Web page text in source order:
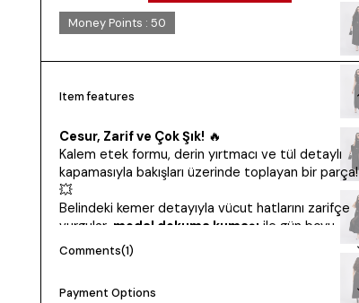
Money Points : 50
Item features
Cesur, Zarif ve Çok Şık! 🔥
Kalem etek formu, derin yırtmacı ve tül detaylı
kapamasıyla bakışları üzerinde toplayan bir parça!
💥
Belindeki kemer detayıyla vücut hatlarını zarifçe
vurgular, modal dokuma kumaşı ile gün boyu
hafiflik sunar.
İster topuklu ister sneaker ile kombinle, bu etek
Comments(1)
Payment Options